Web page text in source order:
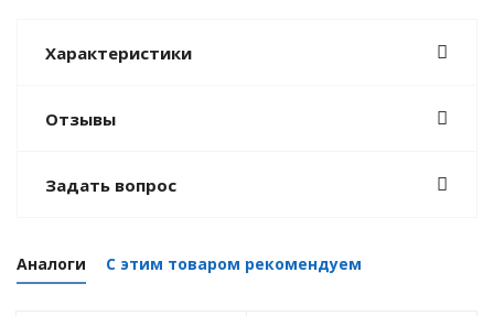
Характеристики
Отзывы
Задать вопрос
Аналоги С этим товаром рекомендуем